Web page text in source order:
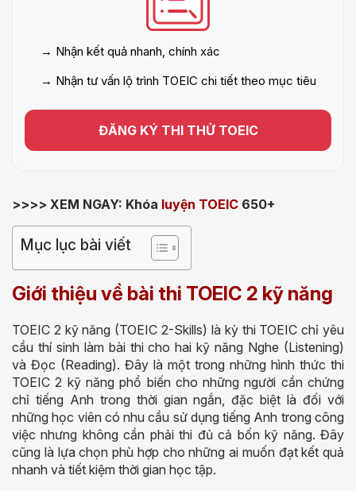
→ Nhận kết quả nhanh, chính xác
→ Nhận tư vấn lộ trình TOEIC chi tiết theo mục tiêu
ĐĂNG KÝ THI THỬ TOEIC
>>>> XEM NGAY: Khóa luyện TOEIC 650+
Mục lục bài viết
Giới thiệu về bài thi TOEIC 2 kỹ năng
TOEIC 2 kỹ năng (TOEIC 2-Skills) là kỳ thi TOEIC chỉ yêu
cầu thí sinh làm bài thi cho hai kỹ năng Nghe (Listening)
và Đọc (Reading). Đây là một trong những hình thức thi
TOEIC 2 kỹ năng phổ biến cho những người cần chứng
chỉ tiếng Anh trong thời gian ngắn, đặc biệt là đối với
những học viên có nhu cầu sử dụng tiếng Anh trong công
việc nhưng không cần phải thi đủ cả bốn kỹ năng. Đây
cũng là lựa chọn phù hợp cho những ai muốn đạt kết quả
nhanh và tiết kiệm thời gian học tập.